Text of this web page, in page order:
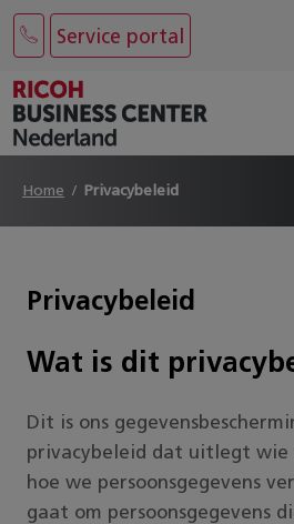
Service portal
Home Privacybeleid
Privacybeleid
Wat is dit
Dit is ons
privacybeleid dat uitlegt wie
hoe we persoonsgegevens
gaat om persoonsgegevens